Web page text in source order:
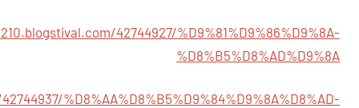
42744927/%D9%81%D9%86%D9%8A-
%D8%B5%D8%AD%D9%8A
%D8%AA%D8%B5%D9%84%D9%8A%D8%AD-